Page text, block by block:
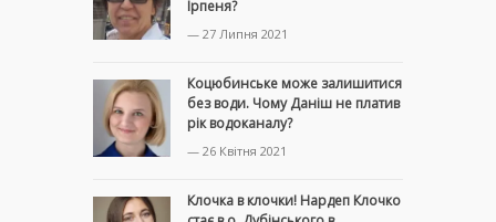
Ірпеня?
— 27 Липня 2021
Коцюбинське може залишитися
без води. Чому Даніш не платив
рік водоканалу?
— 26 Квітня 2021
Клочка в клочки! Нардеп Клочко